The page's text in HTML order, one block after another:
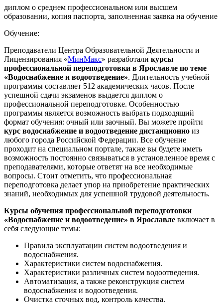
диплом о среднем профессиональном или высшем
образовании, копия паспорта, заполненная заявка на обучение
Обучение:
Преподаватели Центра Образовательной Деятельности и
Лицензирования «МинМакс» разработали курсы
профессиональной переподготовки в Ярославле по теме
«Водоснабжение и водоотведение». Длительность учебной
программы составляет 512 академических часов. После
успешной сдачи экзаменов выдается диплом о
профессиональной переподготовке. Особенностью
программы является возможность выбрать подходящий
формат обучения: очный или заочный. Вы можете пройти
курс водоснабжение и водоотведение дистанционно из
любого города Российской Федерации. Все обучение
проходит на специальном портале, также вы будете иметь
возможность постоянно связываться в установленное время с
преподавателями, которые ответят на все необходимые
вопросы. Стоит отметить, что профессиональная
переподготовка делает упор на приобретение практических
знаний, необходимых для успешной трудовой деятельность.
Курсы обучения профессиональной переподготовки
«Водоснабжение и водоотведение» в Ярославле включает в
себя следующие темы:
Правила эксплуатации систем водоотведения и
водоснабжения.
Характеристики систем водоснабжения.
Характеристики различных систем водоотведения.
Автоматизация, а также реконструкция систем
водоснабжения и водоотведения.
Очистка сточных вод, контроль качества.